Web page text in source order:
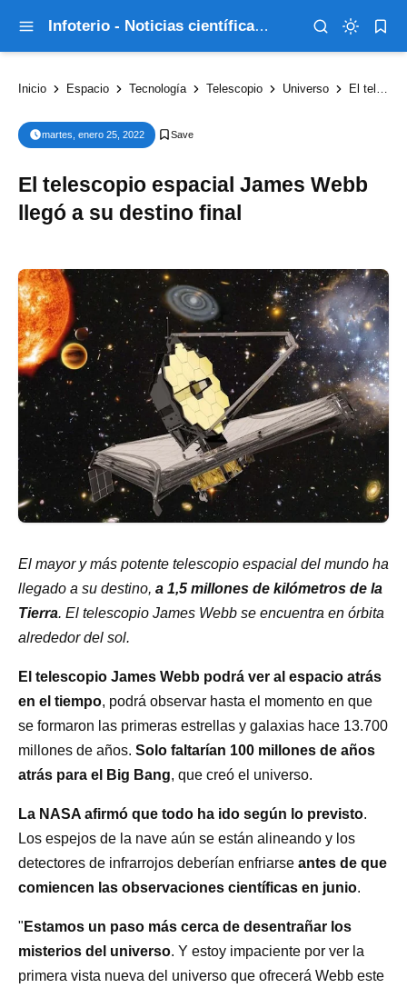
Infoterio - Noticias científicas que explican el mundo
Inicio Espacio Tecnología Telescopio Universo El telescopio espacial James Webb llegó a su destino final
martes, enero 25, 2022
El telescopio espacial James Webb
llegó a su destino final
El mayor y más potente telescopio espacial del mundo ha
llegado a su destino, a 1,5 millones de kilómetros de la
Tierra. El telescopio James Webb se encuentra en órbita
alrededor del sol.
El telescopio James Webb podrá ver al espacio atrás
en el tiempo, podrá observar hasta el momento en que
se formaron las primeras estrellas y galaxias hace 13.700
millones de años. Solo faltarían 100 millones de años
atrás para el Big Bang, que creó el universo.
La NASA afirmó que todo ha ido según lo previsto.
Los espejos de la nave aún se están alineando y los
detectores de infrarrojos deberían enfriarse antes de que
comiencen las observaciones científicas en junio.
" Estamos un paso más cerca de desentrañar los
misterios del universo. Y estoy impaciente por ver la
primera vista nueva del universo que ofrecerá Webb este